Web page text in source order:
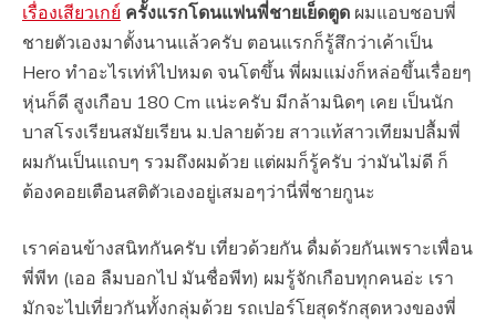
เรื่องเสียวเกย์ ครั้งแรกโดนแฟนพี่ชายเย็ดตูด ผมแอบชอบพี่
ชายตัวเองมาตั้งนานแล้วครับ ตอนแรกก็รู้สึกว่าเค้าเป็น
Hero ทำอะไรเท่ห์ไปหมด จนโตขึ้น พี่ผมแม่งก็หล่อขึ้นเรื่อยๆ
หุ่นก็ดี สูงเกือบ 180 Cm แน่ะครับ มีกล้ามนิดๆ เคย เป็นนัก
บาสโรงเรียนสมัยเรียน ม.ปลายด้วย สาวแท้สาวเทียมปลื้มพี่
ผมกันเป็นแถบๆ รวมถึงผมด้วย แต่ผมก็รู้ครับ ว่ามันไม่ดี ก็
ต้องคอยเตือนสติตัวเองอยู่เสมอๆว่านี่พี่ชายกูนะ
เราค่อนข้างสนิทกันครับ เที่ยวด้วยกัน ดื่มด้วยกันเพราะเพื่อน
พี่พีท (เออ ลืมบอกไป มันชื่อพีท) ผมรู้จักเกือบทุกคนอ่ะ เรา
มักจะไปเที่ยวกันทั้งกลุ่มด้วย รถเปอร์โยสุดรักสุดหวงของพี่